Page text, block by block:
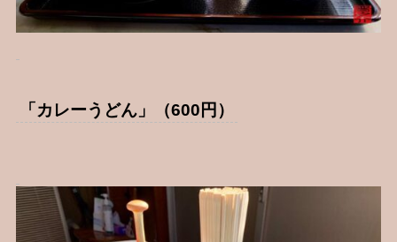
「カレーうどん」（600円）